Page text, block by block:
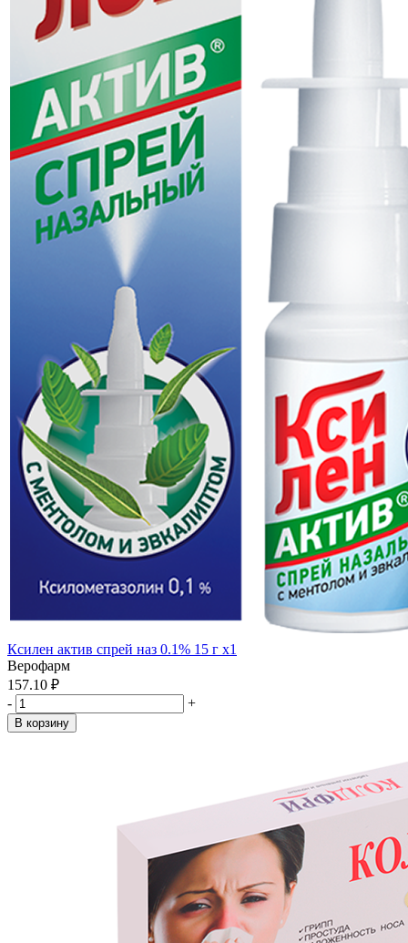
Ксилен актив спрей наз 0.1% 15 г x1
Верофарм
157.10 ₽
-
+
В корзину